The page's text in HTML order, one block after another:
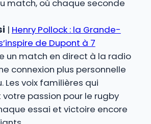
match, où chaque seconde
| Henry Pollock : la Grande-
de Dupont à 7
un match en direct à la radio
connexion plus personnelle
Les voix familières qui
passion pour le rugby
essai et victoire encore